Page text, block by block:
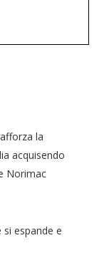
la
acquisendo
Norimac
si espande e